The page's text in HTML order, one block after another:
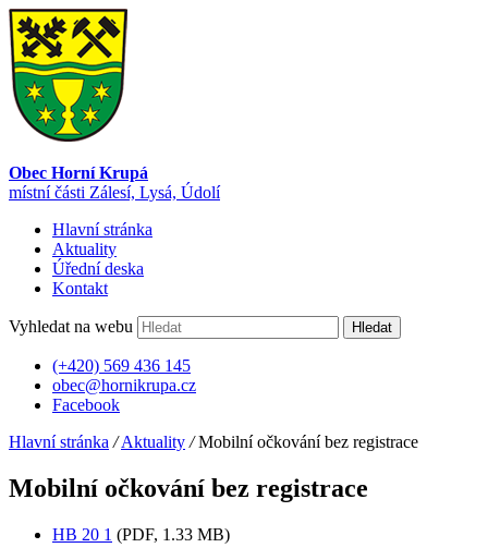
Obec Horní Krupá
místní části Zálesí, Lysá, Údolí
Hlavní stránka
Aktuality
Úřední deska
Kontakt
Vyhledat na webu Hledat
(+420) 569 436 145
obec@hornikrupa.cz
Facebook
Hlavní stránka / Aktuality /Mobilní očkování bez registrace
Mobilní očkování bez registrace
HB 20 1 (PDF, 1.33 MB)